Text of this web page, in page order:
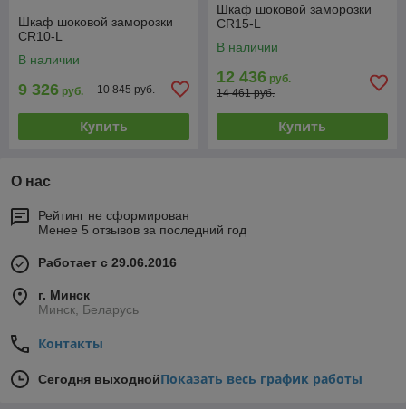
Шкаф шоковой заморозки
CR10-L
В наличии
9 326 руб. 10 845 руб.
Купить
Шкаф шоковой заморозки
CR15-L
В наличии
12 436 руб.
14 461 руб.
Купить
О нас
Рейтинг не сформирован
Менее 5 отзывов за последний год
Работает с 29.06.2016
г. Минск
Минск, Беларусь
Контакты
Сегодня выходнойПоказать весь график работы